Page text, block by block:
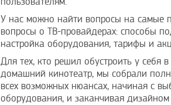
У нас можно найти вопросы на самые
вопросы о ТВ-провайдерах: способы
настройка оборудования, тарифы и
Для тех, кто решил обустроить у себя в
домашний кинотеатр, мы собрали
всех возможных нюансах, начиная с
оборудования, и заканчивая